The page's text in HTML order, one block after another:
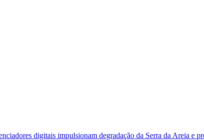
digitais impulsionam degradação da Serra da Areia e